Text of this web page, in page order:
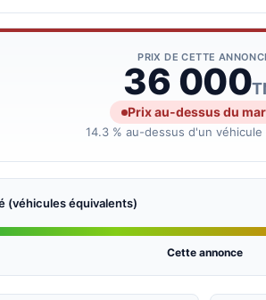
PRIX DE CETTE
36 000
Prix au-dessus du
14.3 % au-dessus d'un véhicule
(véhicules équivalents)
Cette annonce